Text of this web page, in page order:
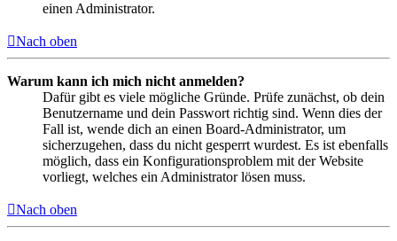
einen Administrator.
Nach oben
Warum kann ich mich nicht anmelden?
Dafür gibt es viele mögliche Gründe. Prüfe zunächst, ob dein
Benutzername und dein Passwort richtig sind. Wenn dies der
Fall ist, wende dich an einen Board-Administrator, um
sicherzugehen, dass du nicht gesperrt wurdest. Es ist ebenfalls
möglich, dass ein Konfigurationsproblem mit der Website
vorliegt, welches ein Administrator lösen muss.
Nach oben